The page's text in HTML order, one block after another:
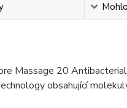
Massage 20
obsahující